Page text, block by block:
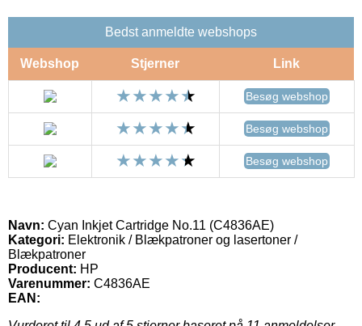
Bedst anmeldte webshops
Webshop Stjerner Link
Besøg webshop
Besøg webshop
Besøg webshop
Navn: Cyan Inkjet Cartridge No.11 (C4836AE)
Kategori: Elektronik / Blækpatroner og lasertoner /
Blækpatroner
Producent: HP
Varenummer: C4836AE
EAN: